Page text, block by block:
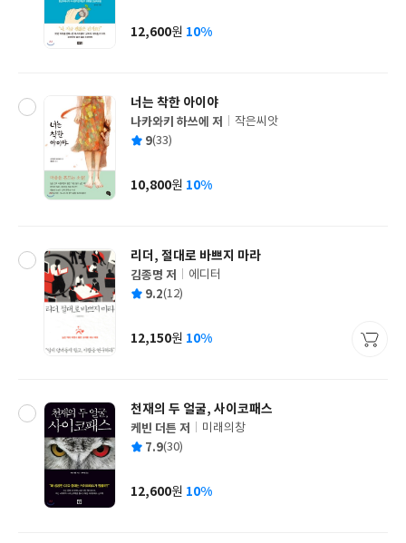
사
가
12,600원 10%
너는 착한 아이야
글
쓴
나카와키 하쓰에 저
출
사
작은씨앗
평 9(33)
가
10,800원 10%
리더, 절대로 바쁘지 마라
글
쓴
김종명 저
출
사
에디터
평 9.2(12)
가
12,150원 10%
천재의 두 얼굴, 사이코패스
글
쓴
케빈 더튼 저
출
사
미래의창
평 7.9(30)
가
12,600원 10%